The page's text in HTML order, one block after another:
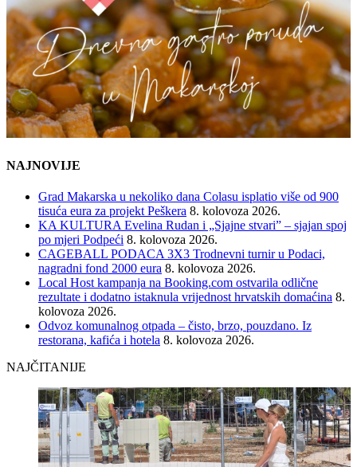
NAJNOVIJE
Grad Makarska u nekoliko dana Colasu isplatio više od 900
tisuća eura za projekt Peškera 8. kolovoza 2026.
KA KULTURA Evelina Rudan i „Sjajne stvari” – sjajan spoj
po mjeri Podpeći 8. kolovoza 2026.
CAGEBALL PODACA 3X3 Trodnevni turnir u Podaci,
nagradni fond 2000 eura 8. kolovoza 2026.
Local Host kampanja na Booking.com ostvarila odlične
rezultate i dodatno istaknula vrijednost hrvatskih domaćina 8.
kolovoza 2026.
Odvoz komunalnog otpada – čisto, brzo, pouzdano. Iz
restorana, kafića i hotela 8. kolovoza 2026.
NAJČITANIJE